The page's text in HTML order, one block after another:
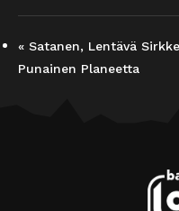
« Satanen, Lentävä
Punainen Planeetta